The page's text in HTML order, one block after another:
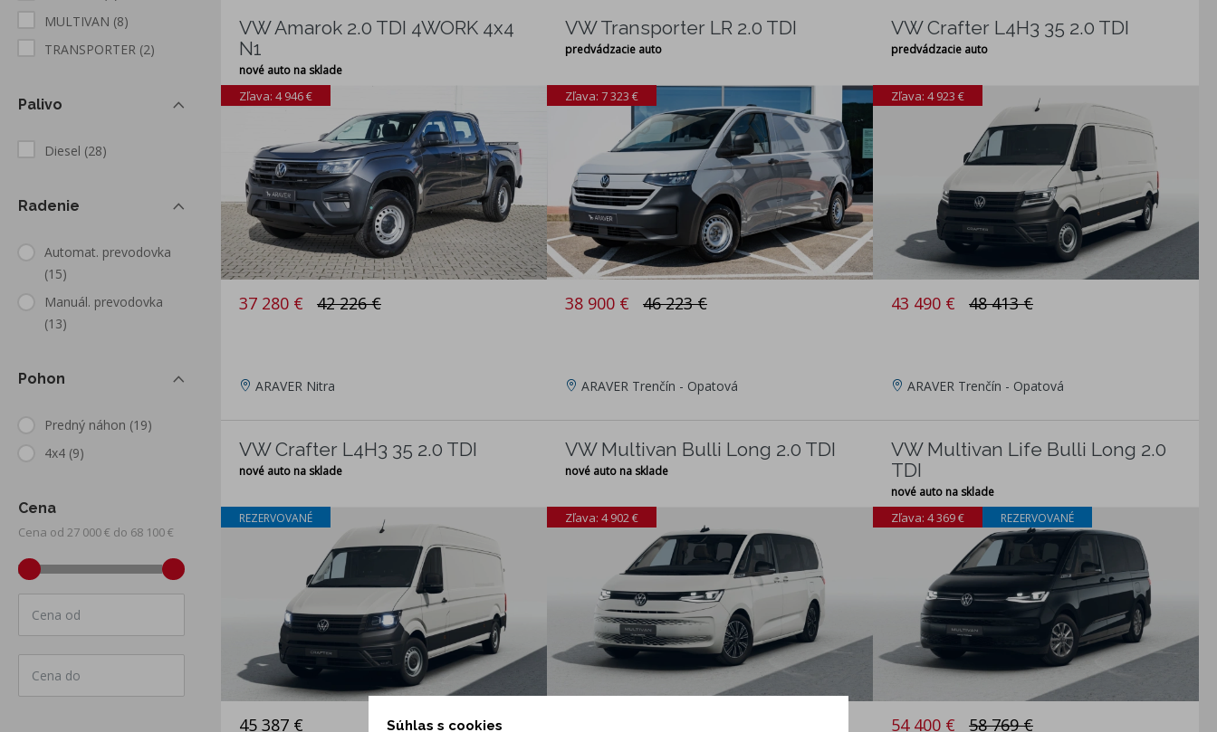
MULTIVAN (8)
TRANSPORTER (2)
Palivo
Diesel (28)
Radenie
Automat. prevodovka
(15)
Manuál. prevodovka
(13)
Pohon
Predný náhon (19)
4x4 (9)
Cena
Cena od 27 000 € do 68 100 €
Cena od
Cena do
VW Amarok 2.0 TDI 4WORK 4x4
N1
nové auto na sklade
Zľava: 4 946 €
37 280 € 42 226 €
ARAVER Nitra
VW Transporter LR 2.0 TDI
predvádzacie auto
Zľava: 7 323 €
38 900 € 46 223 €
ARAVER Trenčín - Opatová
VW Crafter L4H3 35 2.0 TDI
predvádzacie auto
Zľava: 4 923 €
43 490 € 48 413 €
ARAVER Trenčín - Opatová
VW Crafter L4H3 35 2.0 TDI
nové auto na sklade
REZERVOVANÉ
45 387 €
VW Multivan Bulli Long 2.0 TDI
nové auto na sklade
Zľava: 4 902 €
VW Multivan Life Bulli Long 2.0
TDI
nové auto na sklade
Zľava: 4 369 € REZERVOVANÉ
54 400 € 58 769 €
Súhlas s cookies